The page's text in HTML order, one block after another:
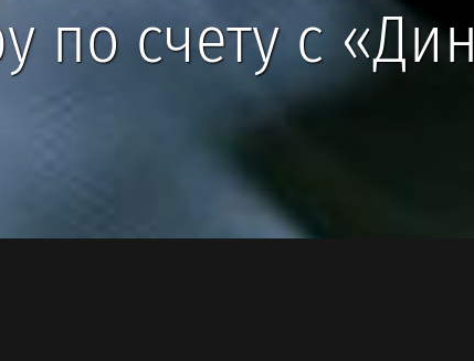
по счету с